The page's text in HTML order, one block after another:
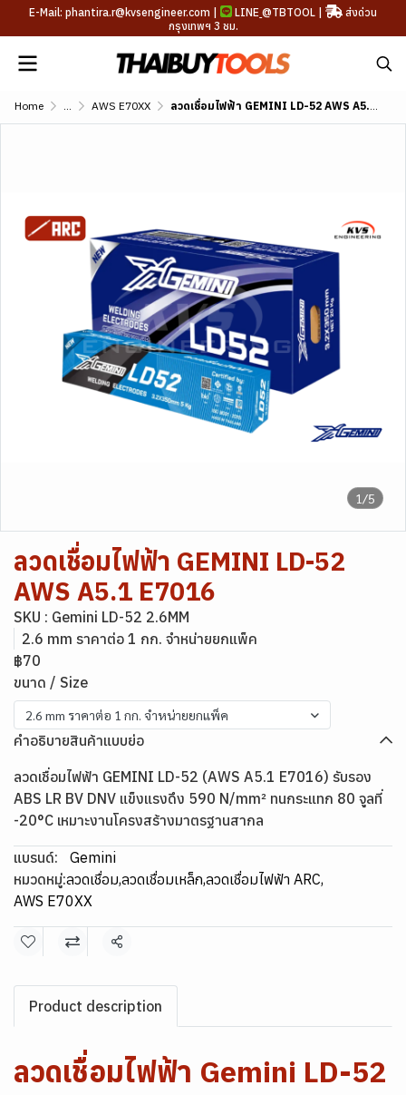
E-Mail: phantira.r@kvsengineer.com | LINE @TBTOOL |
ส่งด่วน
กรุงเทพฯ 3 ชม.
Home ... AWS E70XX ลวดเชื่อมไฟฟ้า GEMINI LD-52 AWS A5.1 E7016
1/5
ลวดเชื่อมไฟฟ้า GEMINI LD-52
AWS A5.1 E7016
SKU : Gemini LD-52 2.6MM
2.6 mm ราคาต่อ 1 กก. จำหน่ายยกแพ็ค
฿70
ขนาด / Size
2.6 mm ราคาต่อ 1 กก. จำหน่ายยกแพ็ค
คำอธิบายสินค้าแบบย่อ
ลวดเชื่อมไฟฟ้า GEMINI LD-52 (AWS A5.1 E7016) รับรอง
ABS LR BV DNV แข็งแรงดึง 590 N/mm² ทนกระแทก 80 จูลที่
-20°C เหมาะงานโครงสร้างมาตรฐานสากล
แบรนด์:
Gemini
หมวดหมู่:ลวดเชื่อม,ลวดเชื่อมเหล็ก,ลวดเชื่อมไฟฟ้า ARC,
AWS E70XX
แชร์
Product description
ลวดเชื่อมไฟฟ้า Gemini LD-52